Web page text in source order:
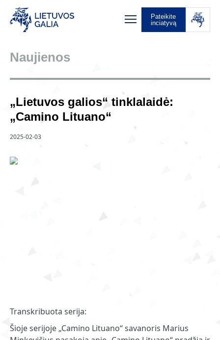
Pateikite
inciatyvą
Naujienos
„Lietuvos galios“ tinklalaidė:
„Camino Lituano“
2025-02-03
Transkribuota serija:
Šioje serijoje „Camino Lituano“ savanoris Marius